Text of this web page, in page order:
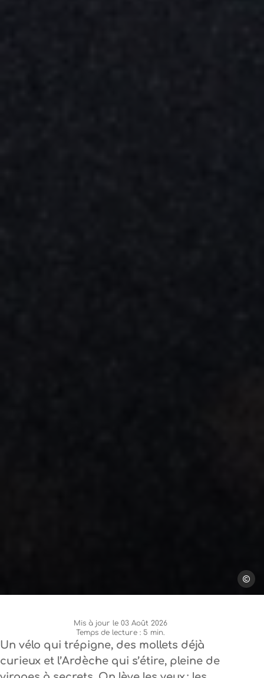
Steph
Mis à jour le 03 Août 2026
Temps de lecture : 5 min.
Un vélo qui trépigne, des mollets déjà
curieux et l’Ardèche qui s’étire, pleine de